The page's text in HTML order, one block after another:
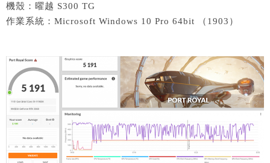
機殼：曜越 S300 TG
作業系統：Microsoft Windows 10 Pro 64bit （1903）